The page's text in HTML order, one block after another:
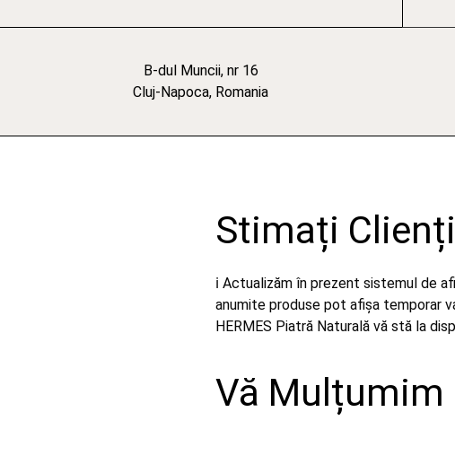
B-dul Muncii, nr 16
Cluj-Napoca, Romania
Stimați Clienți
ℹ️ Actualizăm în prezent sistemul de
anumite produse pot afișa temporar
HERMES Piatră Naturală vă stă la
Vă Mulțumim